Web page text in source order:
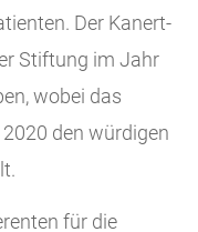
Der Kanert-
Stiftung im Jahr
wobei das
den würdigen
für die